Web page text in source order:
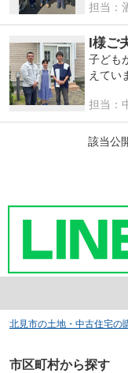
してく
た。
に連絡
報告
ました
遠方に
とがで
います
私共に
にお願
その
担当：
I様ご
子ども
えてい
員が安
おかげ
とがで
担当：
該当公
北見市の土地・中古住宅の
市区町村から探す